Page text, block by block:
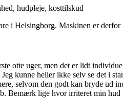
i Helsingborg. Maskinen er
otte uger, men det er lidt
kunne heller ikke selv se det i
selvom den godt kan bryde ud
Bemærk lige hvor irriteret min hud